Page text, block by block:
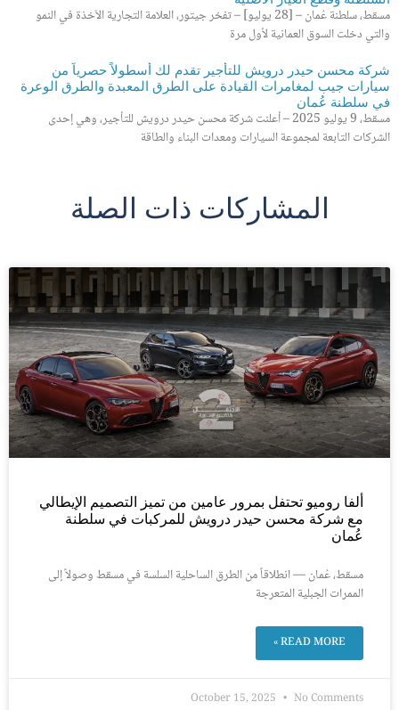
مسقط، سلطنة عُمان – [28 يوليو] – تفخر جيتور، العلامة التجارية الآخذة في النمو
والتي دخلت السوق العمانية لأول مرة
شركة محسن حيدر درويش للتأجير تقدم لك أسطولاً حصرياً من
سيارات جيب لمغامرات القيادة على الطرق المعبدة والطرق الوعرة
في سلطنة عُمان
مسقط، 9 يوليو 2025 – أعلنت شركة محسن حيدر درويش للتأجير، وهي إحدى
الشركات التابعة لمجموعة السيارات ومعدات البناء والطاقة
المشاركات ذات الصلة
ألفا روميو تحتفل بمرور عامين من تميز التصميم الإيطالي
مع شركة محسن حيدر درويش للمركبات في سلطنة
عُمان
مسقط، عُمان — انطلاقاً من الطرق الساحلية السلسة في مسقط وصولاً إلى
الممرات الجبلية المتعرجة
READ MORE »
October 15, 2025 No Comments